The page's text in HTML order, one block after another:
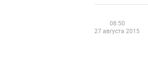
08:50
27 августа 2015